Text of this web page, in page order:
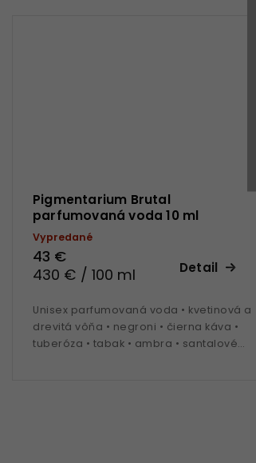
Pigmentarium Brutal
parfumovaná voda 10 ml
Vypredané
43 €
430 € / 100 ml
Detail
Unisex parfumovaná voda • kvetinová a
drevitá vôňa • negroni • čierna káva •
tuberóza • tabak • ambra • santalové